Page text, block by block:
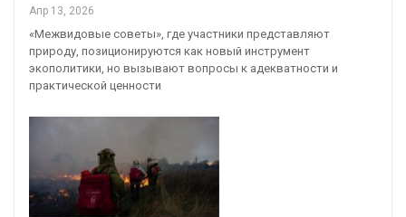
Апр 13, 2026
«Межвидовые советы», где участники представляют
природу, позиционируются как новый инструмент
экополитики, но вызывают вопросы к адекватности и
практической ценности